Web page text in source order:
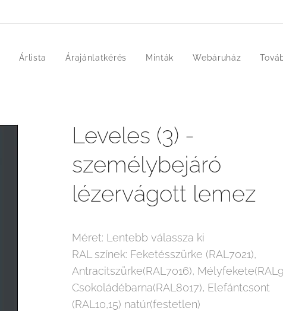
Árlista Árajánlatkérés Minták Webáruház
Leveles (3) -
személybejáró
lézervágott lemez
Méret: Lentebb válassza ki
RAL színek: Feketésszürke (RAL7021),
Antracitszürke(RAL7016),
Csokoládébarna(RAL8017), Elefántcsont
(RAL10,15) natúr(festetlen)